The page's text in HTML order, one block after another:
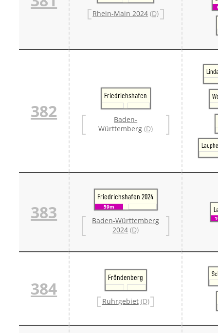
Rhein-Main 2024 (D)
382
Friedrichshafen
Baden-
Württemberg (D)
383
Friedrichshafen 2024
59m
Baden-Württemberg
2024 (D)
384
Fröndenberg
Ruhrgebiet (D)